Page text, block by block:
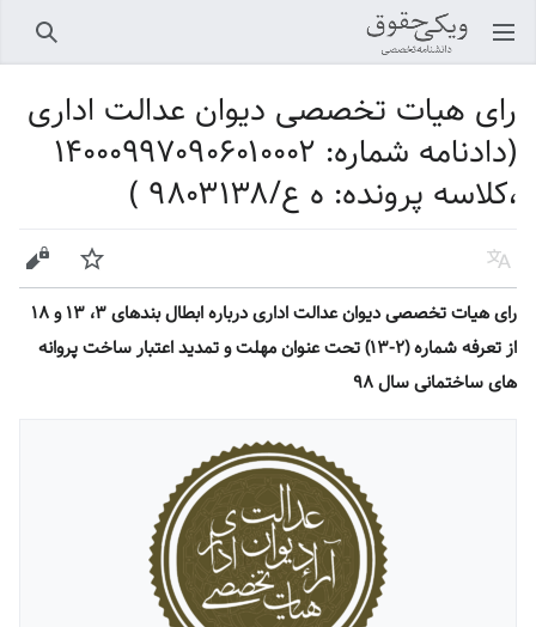
باز کردن منو اصلی جستجو
رای هیات تخصصی دیوان عدالت اداری
(دادنامه شماره: ۱۴۰۰۰۹۹۷۰۹۰۶۰۱۰۰۰۲
،کلاسه پرونده: ه ع/۹۸۰۳۱۳۸ )
زبان پیگیری ویرایش
رای هیات تخصصی دیوان عدالت اداری درباره ابطال بندهای ۳، ۱۳ و ۱۸
از تعرفه شماره (۲-۱۳) تحت عنوان مهلت و تمدید اعتبار ساخت پروانه
های ساختمانی سال ۹۸